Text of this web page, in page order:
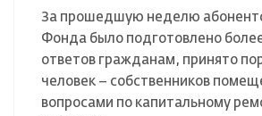
За прошедшую неделю
Фонда было подготовлено
ответов гражданам, принято
человек – собственников
вопросами по капитальному